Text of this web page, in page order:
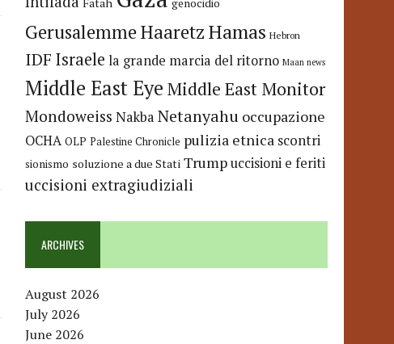
Fatah genocidio
GerusalemmeHaaretzHamas Hebron
IDF Israele la grande marcia del ritorno Maan news
Middle East Eye Middle East Monitor
Mondoweiss Nakba Netanyahu occupazione
OCHA OLP Palestine Chronicle pulizia etnica scontri
sionismo soluzione a due Stati Trumpuccisioni e feriti
uccisioni extragiudiziali
ARCHIVES
August 2026
July 2026
June 2026